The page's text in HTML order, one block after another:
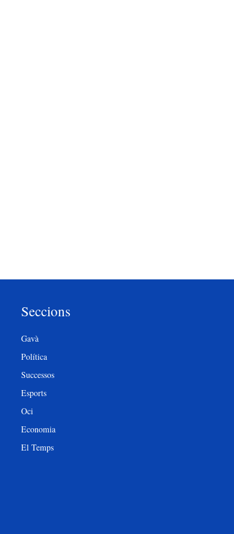
Seccions
Gavà
Política
Successos
Esports
Oci
Economia
El Temps